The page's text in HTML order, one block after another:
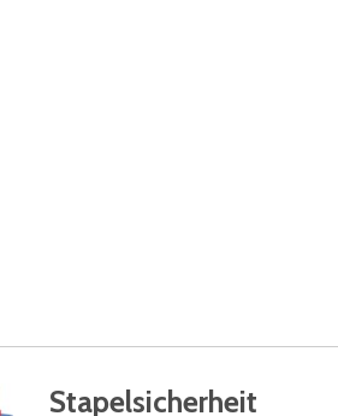
Stapelsicherheit